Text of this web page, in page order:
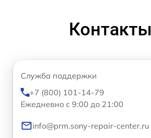
Контакты
Служба поддержки
+7 (800) 101-14-79
Ежедневно с 9:00 до 21:00
info@prm.sony-repair-center.ru